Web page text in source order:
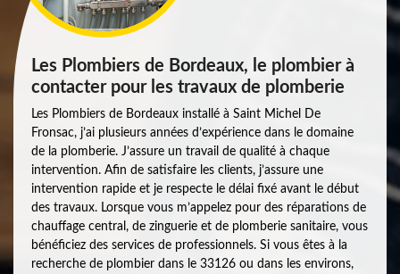
Les Plombiers de Bordeaux, le plombier à
contacter pour les travaux de plomberie
Les Plombiers de Bordeaux installé à Saint Michel De
Fronsac, j’ai plusieurs années d’expérience dans le domaine
de la plomberie. J’assure un travail de qualité à chaque
intervention. Afin de satisfaire les clients, j’assure une
intervention rapide et je respecte le délai fixé avant le début
des travaux. Lorsque vous m’appelez pour des réparations de
chauffage central, de zinguerie et de plomberie sanitaire, vous
bénéficiez des services de professionnels. Si vous êtes à la
recherche de plombier dans le 33126 ou dans les environs,